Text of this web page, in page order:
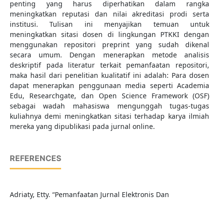
penting yang harus diperhatikan dalam rangka
meningkatkan reputasi dan nilai akreditasi prodi serta
institusi. Tulisan ini menyajikan temuan untuk
meningkatkan sitasi dosen di lingkungan PTKKI dengan
menggunakan repositori preprint yang sudah dikenal
secara umum. Dengan menerapkan metode analisis
deskriptif pada literatur terkait pemanfaatan repositori,
maka hasil dari penelitian kualitatif ini adalah: Para dosen
dapat menerapkan penggunaan media seperti Academia
Edu, Researchgate, dan Open Science Framework (OSF)
sebagai wadah mahasiswa mengunggah tugas-tugas
kuliahnya demi meningkatkan sitasi terhadap karya ilmiah
mereka yang dipublikasi pada jurnal online.
REFERENCES
Adriaty, Etty. “Pemanfaatan Jurnal Elektronis Dan